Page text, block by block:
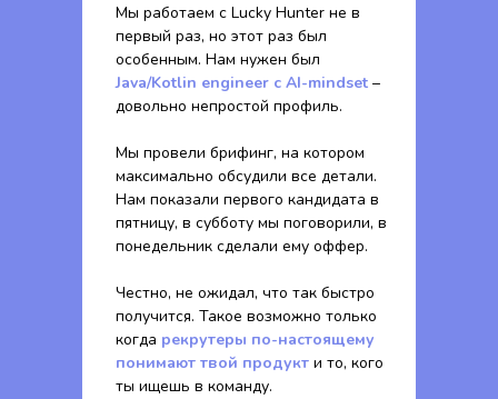
Мы работаем с Lucky Hunter не в
первый раз, но этот раз был
особенным. Нам нужен был
Java/Kotlin engineer с AI-mindset –
довольно непростой профиль.
Мы провели брифинг, на котором
максимально обсудили все детали.
Нам показали первого кандидата в
пятницу, в субботу мы поговорили, в
понедельник сделали ему оффер.
Честно, не ожидал, что так быстро
получится. Такое возможно только
когда рекрутеры по-настоящему
понимают твой продукт и то, кого
ты ищешь в команду.